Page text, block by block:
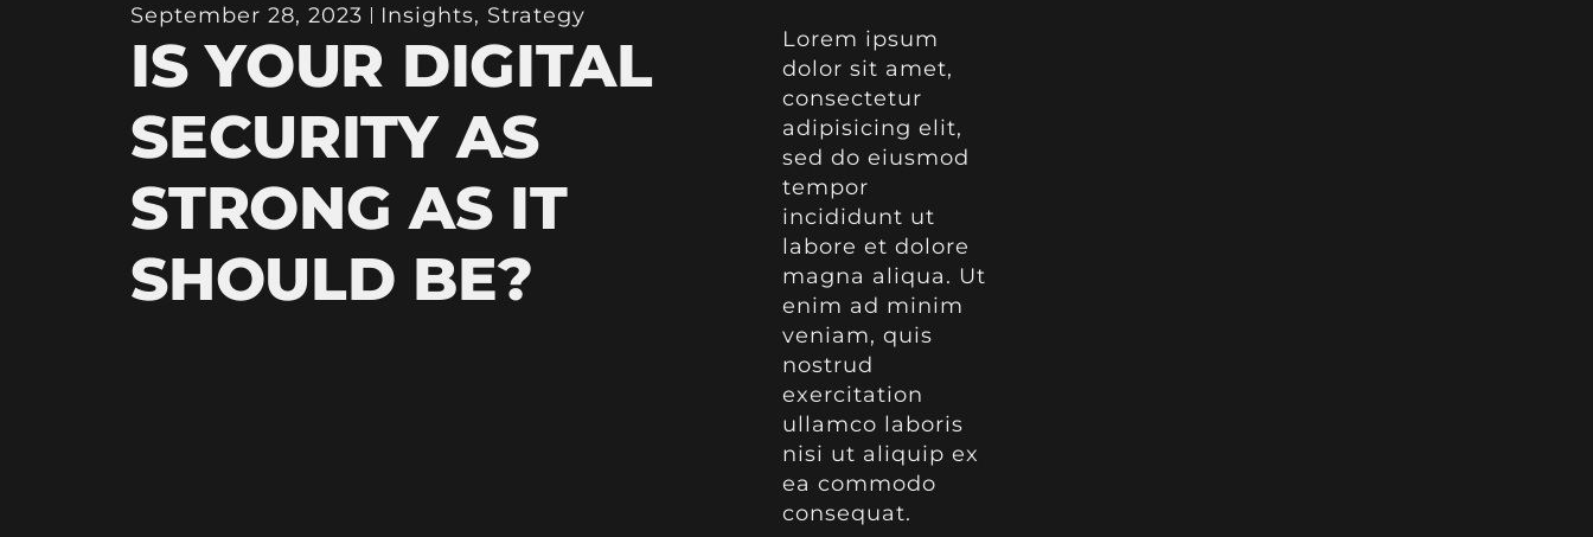
September 28, 2023 Insights, Strategy
IS YOUR DIGITAL
SECURITY AS
STRONG AS IT
SHOULD BE?
Lorem ipsum
dolor sit amet,
consectetur
adipisicing elit,
sed do eiusmod
tempor
incididunt ut
labore et dolore
magna aliqua. Ut
enim ad minim
veniam, quis
nostrud
exercitation
ullamco laboris
nisi ut aliquip ex
ea commodo
consequat.